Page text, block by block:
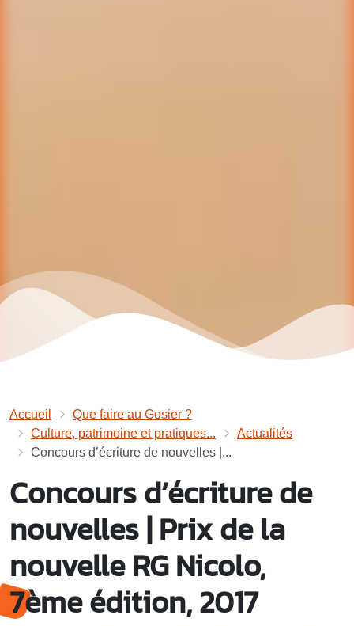
Accueil
Que faire au Gosier ?
Culture, patrimoine et pratiques...
Actualités
Concours d’écriture de nouvelles |...
Concours d’écriture de
nouvelles | Prix de la
nouvelle RG Nicolo,
7ème édition, 2017